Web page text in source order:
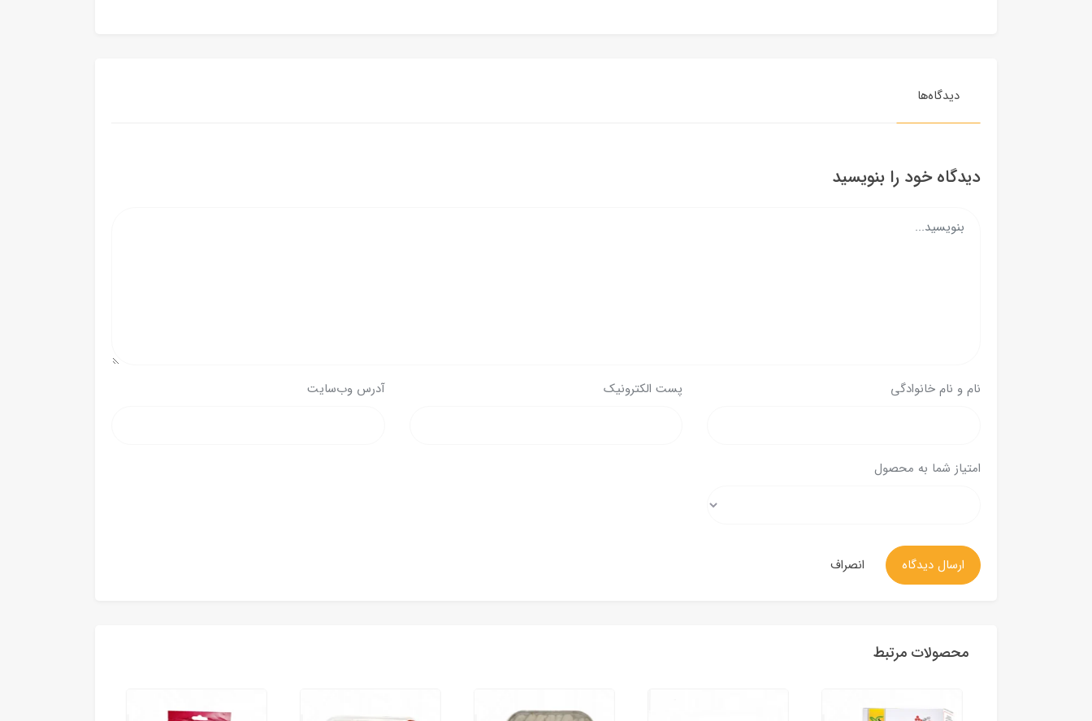
دیدگاه‌ها
دیدگاه خود را بنویسید
نام و نام خانوادگی پست الکترونیک آدرس وب‌سایت
امتیاز شما به محصول
ارسال دیدگاه انصراف
محصولات مرتبط